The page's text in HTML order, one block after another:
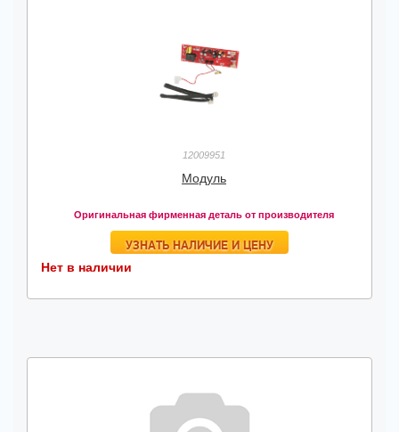
12009951
Модуль
Оригинальная фирменная деталь от производителя
УЗНАТЬ НАЛИЧИЕ И ЦЕНУ
Нет в наличии